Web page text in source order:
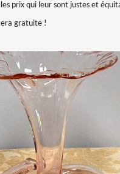
prix qui leur sont justes et
gratuite !